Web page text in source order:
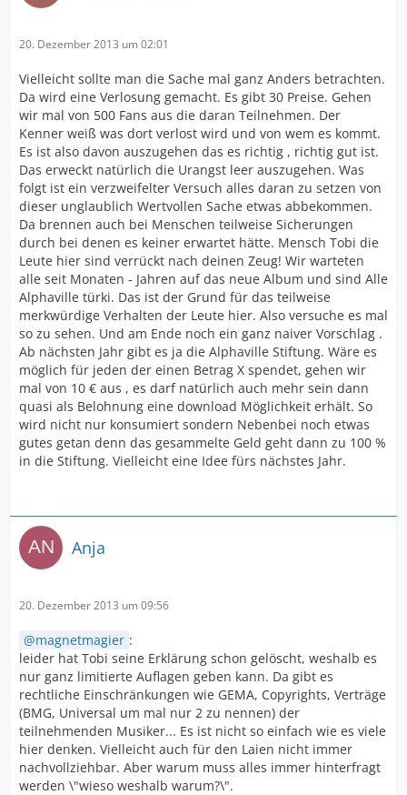
20. Dezember 2013 um 02:01
Vielleicht sollte man die Sache mal ganz Anders betrachten.
Da wird eine Verlosung gemacht. Es gibt 30 Preise. Gehen
wir mal von 500 Fans aus die daran Teilnehmen. Der
Kenner weiß was dort verlost wird und von wem es kommt.
Es ist also davon auszugehen das es richtig , richtig gut ist.
Das erweckt natürlich die Urangst leer auszugehen. Was
folgt ist ein verzweifelter Versuch alles daran zu setzen von
dieser unglaublich Wertvollen Sache etwas abbekommen.
Da brennen auch bei Menschen teilweise Sicherungen
durch bei denen es keiner erwartet hätte. Mensch Tobi die
Leute hier sind verrückt nach deinen Zeug! Wir warteten
alle seit Monaten - Jahren auf das neue Album und sind Alle
Alphaville türki. Das ist der Grund für das teilweise
merkwürdige Verhalten der Leute hier. Also versuche es mal
so zu sehen. Und am Ende noch ein ganz naiver Vorschlag .
Ab nächsten Jahr gibt es ja die Alphaville Stiftung. Wäre es
möglich für jeden der einen Betrag X spendet, gehen wir
mal von 10 € aus , es darf natürlich auch mehr sein dann
quasi als Belohnung eine download Möglichkeit erhält. So
wird nicht nur konsumiert sondern Nebenbei noch etwas
gutes getan denn das gesammelte Geld geht dann zu 100 %
in die Stiftung. Vielleicht eine Idee fürs nächstes Jahr.
Anja
20. Dezember 2013 um 09:56
magnetmagier :
leider hat Tobi seine Erklärung schon gelöscht, weshalb es
nur ganz limitierte Auflagen geben kann. Da gibt es
rechtliche Einschränkungen wie GEMA, Copyrights, Verträge
(BMG, Universal um mal nur 2 zu nennen) der
teilnehmenden Musiker... Es ist nicht so einfach wie es viele
hier denken. Vielleicht auch für den Laien nicht immer
nachvollziehbar. Aber warum muss alles immer hinterfragt
werden \"wieso weshalb warum?\".